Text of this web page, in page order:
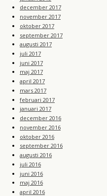
december 2017
november 2017
oktober 2017
september 2017
augusti 2017
juli 2017
juni 2017
maj 2017
april 2017
mars 2017
februari 2017
januari 2017
december 2016
november 2016
oktober 2016
september 2016
augusti 2016
juli 2016
juni 2016
maj 2016
april 2016